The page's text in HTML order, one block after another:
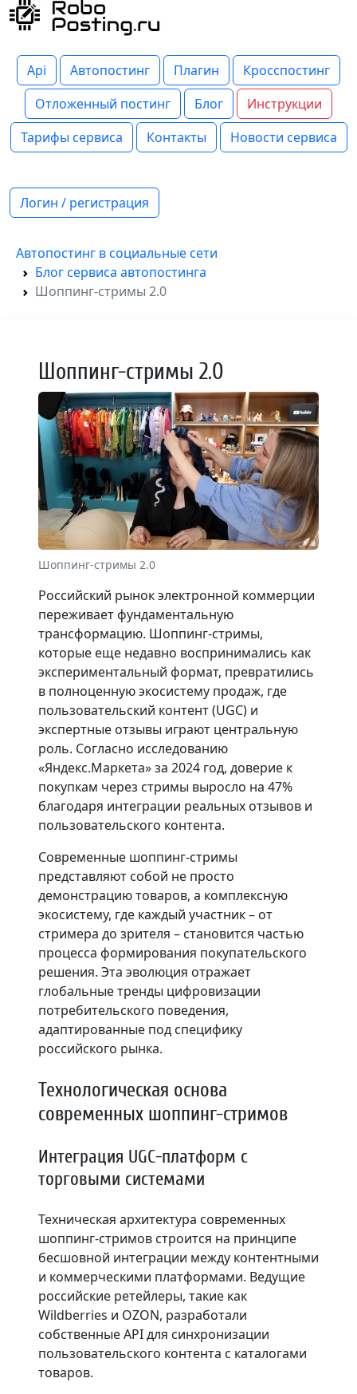
Api Автопостинг Плагин
Кросспостинг
Отложенный постинг
Блог
Инструкции
Тарифы сервиса
Контакты Новости сервиса
Логин / регистрация
Автопостинг в социальные сети
Блог сервиса автопостинга
Шоппинг-стримы 2.0
Шоппинг-стримы 2.0
Шоппинг-стримы 2.0
Российский рынок электронной коммерции
переживает фундаментальную
трансформацию. Шоппинг-стримы,
которые еще недавно воспринимались как
экспериментальный формат, превратились
в полноценную экосистему продаж, где
пользовательский контент (UGC) и
экспертные отзывы играют центральную
роль. Согласно исследованию
«Яндекс.Маркета» за 2024 год, доверие к
покупкам через стримы выросло на 47%
благодаря интеграции реальных отзывов и
пользовательского контента.
Современные шоппинг-стримы
представляют собой не просто
демонстрацию товаров, а комплексную
экосистему, где каждый участник – от
стримера до зрителя – становится частью
процесса формирования покупательского
решения. Эта эволюция отражает
глобальные тренды цифровизации
потребительского поведения,
адаптированные под специфику
российского рынка.
Технологическая основа
современных шоппинг-стримов
Интеграция UGC-платформ с
торговыми системами
Техническая архитектура современных
шоппинг-стримов строится на принципе
бесшовной интеграции между контентными
и коммерческими платформами. Ведущие
российские ретейлеры, такие как
Wildberries и OZON, разработали
собственные API для синхронизации
пользовательского контента с каталогами
товаров.